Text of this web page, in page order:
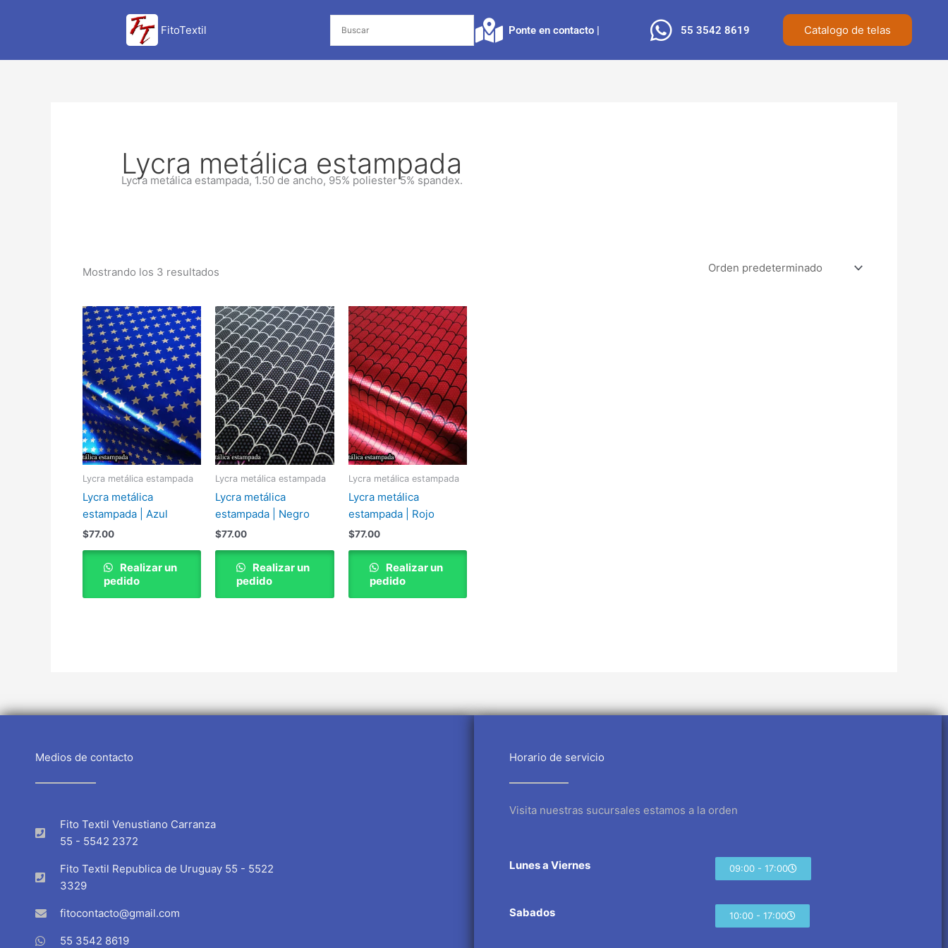
FitoTextil Ponte en contacto |​ 55 3542 8619 Catalogo de telas
Lycra metálica estampada
Lycra metálica estampada, 1.50 de ancho, 95% poliester 5% spandex.
Mostrando los 3 resultados
Lycra metálica estampada
Lycra metálica
estampada | Azul
$77.00
Realizar un
pedido
Lycra metálica estampada
Lycra metálica
estampada | Negro
$77.00
Realizar un
pedido
Lycra metálica estampada
Lycra metálica
estampada | Rojo
$77.00
Realizar un
pedido
Medios de contacto
Fito Textil Venustiano Carranza
55 - 5542 2372
Fito Textil Republica de Uruguay 55 - 5522
3329
fitocontacto@gmail.com
55 3542 8619
Horario de servicio
Visita nuestras sucursales estamos a la orden
Lunes a Viernes 09:00 - 17:00
Sabados 10:00 - 17:00